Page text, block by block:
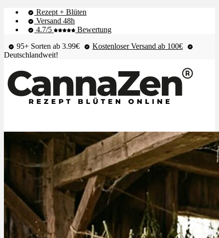
Rezept + Blüten
Versand 48h
4.7/5
Bewertung
95+ Sorten ab 3.99€
Kostenloser Versand ab 100€
Deutschlandweit!
Shop & Live-Bestand
Extrakte
Ablauf